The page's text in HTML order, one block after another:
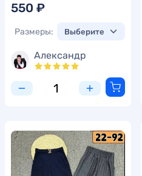
550 ₽
Размеры:
Александр